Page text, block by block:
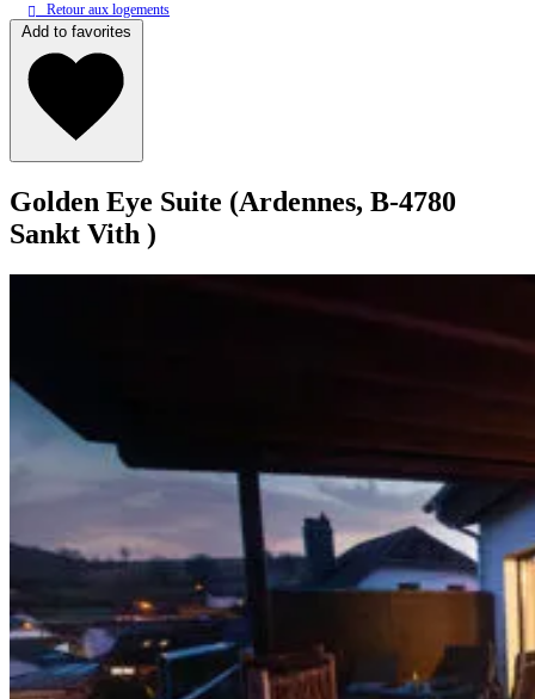
Retour aux logements
Add to favorites
Golden Eye Suite (Ardennes, B-4780
Sankt Vith )